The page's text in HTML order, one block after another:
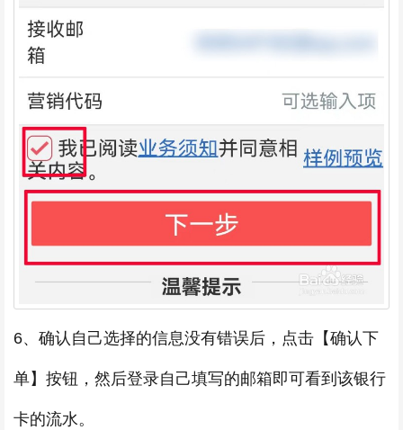
6、确认自己选择的信息没有错误后，点击【确认下
单】按钮，然后登录自己填写的邮箱即可看到该银行
卡的流水。